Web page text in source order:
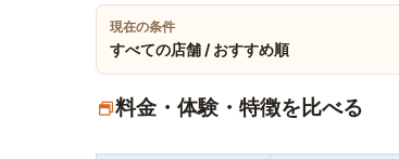
現在の条件
すべての店舗 / おすすめ順
料金・体験・特徴を比べる